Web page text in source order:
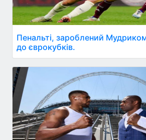
Пенальті, зароблений
до єврокубків.